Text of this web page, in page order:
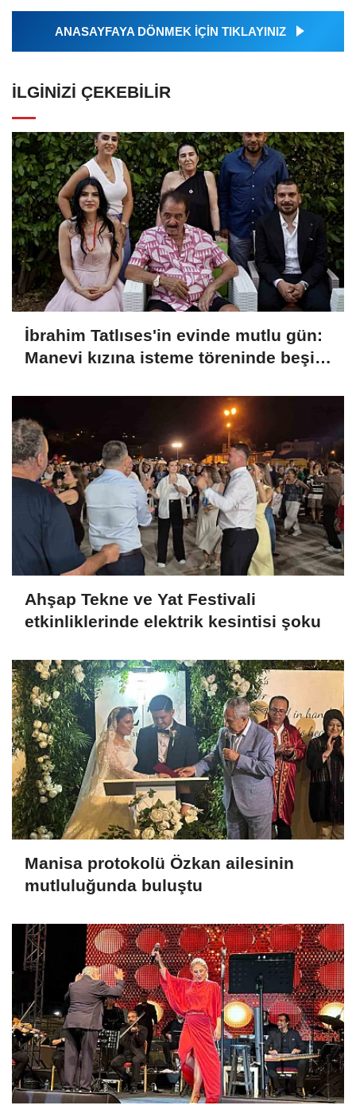
ANASAYFAYA DÖNMEK İÇİN TIKLAYINIZ
İLGINIZI ÇEKEBILIR
İbrahim Tatlıses'in evinde mutlu gün:
Manevi kızına isteme töreninde beşi
Ahşap Tekne ve Yat Festivali
etkinliklerinde elektrik kesintisi şoku
Manisa protokolü Özkan ailesinin
mutluluğunda buluştu